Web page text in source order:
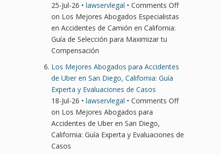
25-Jul-26 • lawservlegal • Comments Off
on Los Mejores Abogados Especialistas
en Accidentes de Camión en California:
Guía de Selección para Maximizar tu
Compensación
Los Mejores Abogados para Accidentes
de Uber en San Diego, California: Guía
Experta y Evaluaciones de Casos
18-Jul-26 • lawservlegal • Comments Off
on Los Mejores Abogados para
Accidentes de Uber en San Diego,
California: Guía Experta y Evaluaciones de
Casos